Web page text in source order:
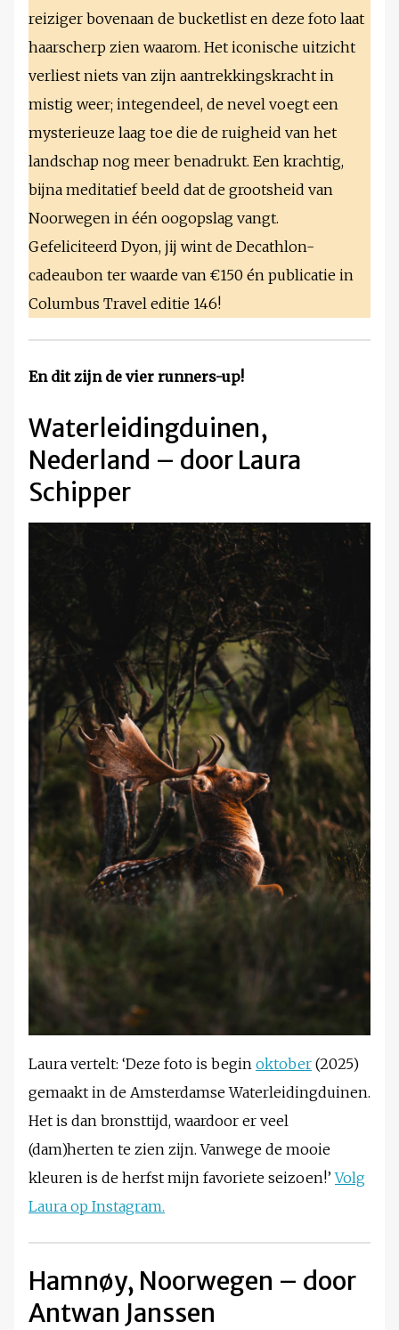
reiziger bovenaan de bucketlist en deze foto laat
haarscherp zien waarom. Het iconische uitzicht
verliest niets van zijn aantrekkingskracht in
mistig weer; integendeel, de nevel voegt een
mysterieuze laag toe die de ruigheid van het
landschap nog meer benadrukt. Een krachtig,
bijna meditatief beeld dat de grootsheid van
Noorwegen in één oogopslag vangt.
Gefeliciteerd Dyon, jij wint de Decathlon-
cadeaubon ter waarde van €150 én publicatie in
Columbus Travel editie 146!
En dit zijn de vier runners-up!
Waterleidingduinen,
Nederland – door Laura
Schipper
Laura vertelt: ‘Deze foto is begin oktober (2025)
gemaakt in de Amsterdamse Waterleidingduinen.
Het is dan bronsttijd, waardoor er veel
(dam)herten te zien zijn. Vanwege de mooie
kleuren is de herfst mijn favoriete seizoen!’Volg
Laura op Instagram.
Hamnøy, Noorwegen – door
Antwan Janssen